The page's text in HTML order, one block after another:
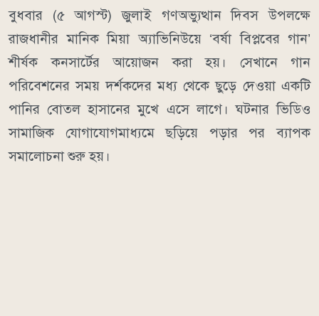
বুধবার (৫ আগস্ট) জুলাই গণঅভ্যুত্থান দিবস উপলক্ষে
রাজধানীর মানিক মিয়া অ্যাভিনিউয়ে ‘বর্ষা বিপ্লবের গান’
শীর্ষক কনসার্টের আয়োজন করা হয়। সেখানে গান
পরিবেশনের সময় দর্শকদের মধ্য থেকে ছুড়ে দেওয়া একটি
পানির বোতল হাসানের মুখে এসে লাগে। ঘটনার ভিডিও
সামাজিক যোগাযোগমাধ্যমে ছড়িয়ে পড়ার পর ব্যাপক
সমালোচনা শুরু হয়।